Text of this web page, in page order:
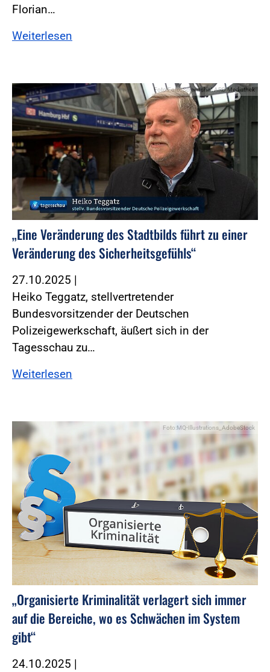
Florian…
Weiterlesen
Foto:Foto: Screenshot ARD Mediathek
„Eine Veränderung des Stadtbilds führt zu einer
Veränderung des Sicherheitsgefühls“
27.10.2025 |
Heiko Teggatz, stellvertretender
Bundesvorsitzender der Deutschen
Polizeigewerkschaft, äußert sich in der
Tagesschau zu…
Weiterlesen
Foto:MQ-Illustrations_AdobeStock
„Organisierte Kriminalität verlagert sich immer
auf die Bereiche, wo es Schwächen im System
gibt“
24.10.2025 |